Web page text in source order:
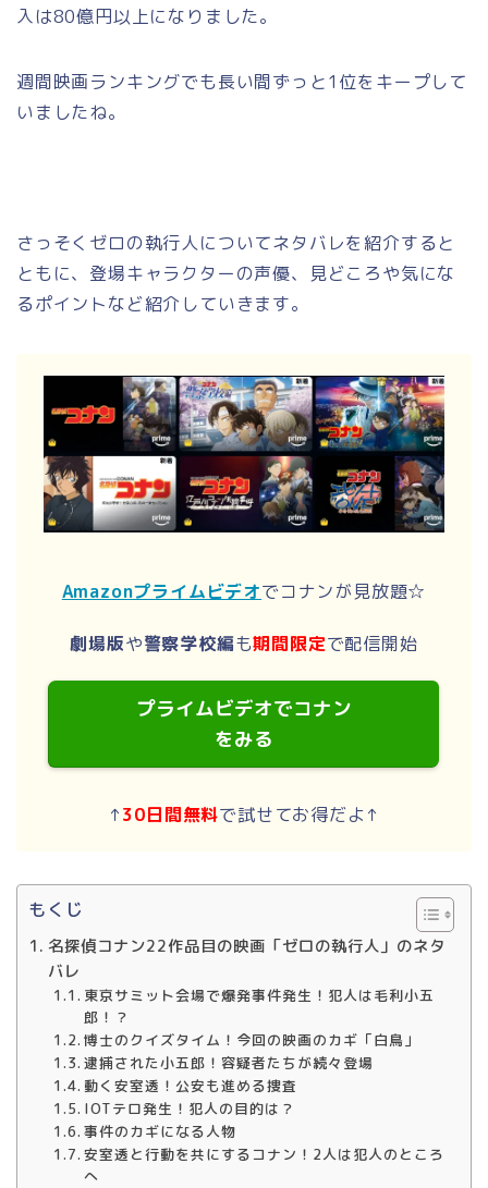
入は80億円以上になりました。
週間映画ランキングでも長い間ずっと1位をキープして
いましたね。
さっそくゼロの執行人についてネタバレを紹介すると
ともに、登場キャラクターの声優、見どころや気にな
るポイントなど紹介していきます。
Amazonプライムビデオでコナンが見放題☆
劇場版や警察学校編も期間限定で配信開始
プライムビデオでコナン
をみる
↑30日間無料で試せてお得だよ↑
もくじ
名探偵コナン22作品目の映画「ゼロの執行人」のネタ
バレ
東京サミット会場で爆発事件発生！犯人は毛利小五
郎！？
博士のクイズタイム！今回の映画のカギ「白鳥」
逮捕された小五郎！容疑者たちが続々登場
動く安室透！公安も進める捜査
IOTテロ発生！犯人の目的は？
事件のカギになる人物
安室透と行動を共にするコナン！2人は犯人のところ
へ